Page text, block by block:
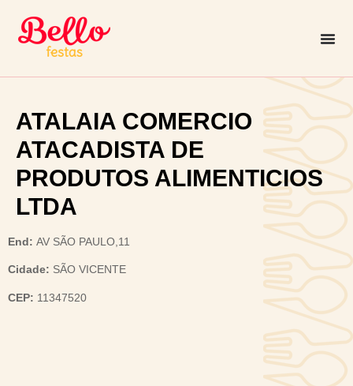
ATALAIA COMERCIO
ATACADISTA DE
PRODUTOS ALIMENTICIOS
LTDA
End: AV SÃO PAULO,11
Cidade: SÃO VICENTE
CEP: 11347520